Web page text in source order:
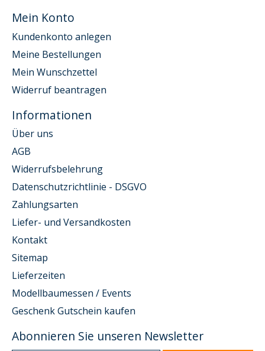
Mein Konto
Kundenkonto anlegen
Meine Bestellungen
Mein Wunschzettel
Widerruf beantragen
Informationen
Über uns
AGB
Widerrufsbelehrung
Datenschutzrichtlinie - DSGVO
Zahlungsarten
Liefer- und Versandkosten
Kontakt
Sitemap
Lieferzeiten
Modellbaumessen / Events
Geschenk Gutschein kaufen
Abonnieren Sie unseren Newsletter